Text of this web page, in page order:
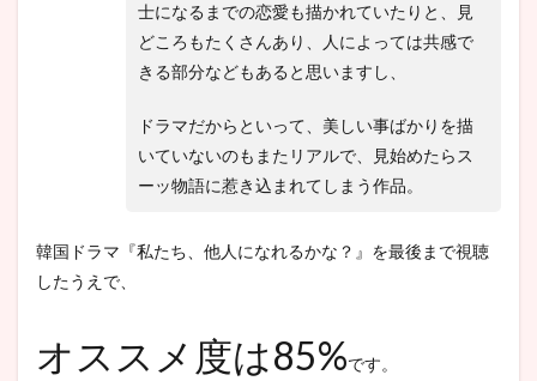
士になるまでの恋愛も描かれていたりと、見
どころもたくさんあり、人によっては共感で
きる部分などもあると思いますし、
ドラマだからといって、美しい事ばかりを描
いていないのもまたリアルで、見始めたらス
ーッ物語に惹き込まれてしまう作品。
韓国ドラマ『私たち、他人になれるかな？』を最後まで視聴
したうえで、
オススメ度は85%です。